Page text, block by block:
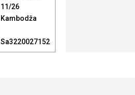
11/26
Kambodža
Sa3220027152